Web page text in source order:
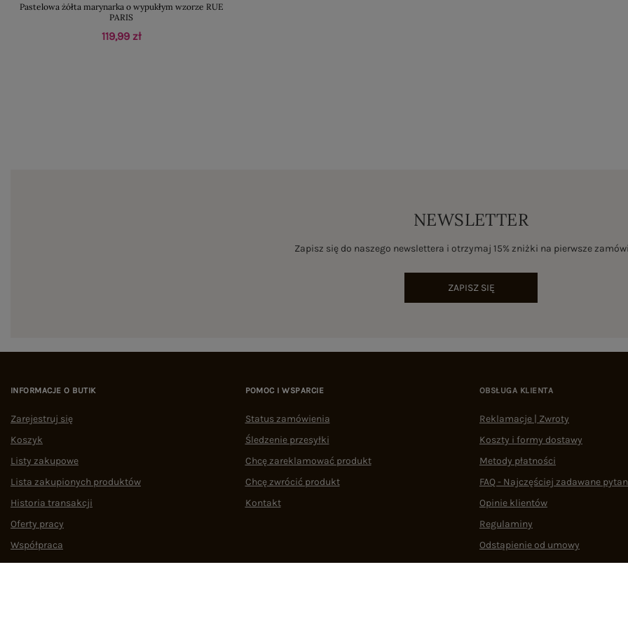
Pastelowa żółta marynarka o wypukłym wzorze RUE
PARIS
119,99 zł
NEWSLETTER
Zapisz się do naszego newslettera i otrzymaj 15% zniżki na pierwsze
ZAPISZ SIĘ
INFORMACJE O BUTIK
Zarejestruj się
Koszyk
Listy zakupowe
Lista zakupionych produktów
Historia transakcji
Oferty pracy
Współpraca
POMOC I WSPARCIE
Status zamówienia
Śledzenie przesyłki
Chcę zareklamować produkt
Chcę zwrócić produkt
Kontakt
OBSŁUGA KLIENTA
Reklamacje | Zwroty
Koszty i formy dostawy
Metody płatności
FAQ - Najczęściej zadawane
Opinie klientów
Regulaminy
Odstąpienie od umowy